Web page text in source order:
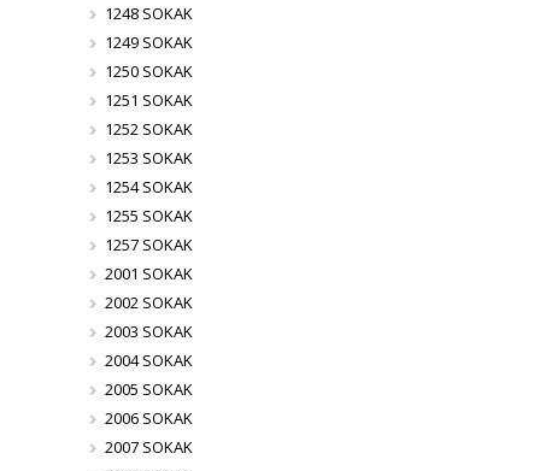
1248 SOKAK
1249 SOKAK
1250 SOKAK
1251 SOKAK
1252 SOKAK
1253 SOKAK
1254 SOKAK
1255 SOKAK
1257 SOKAK
2001 SOKAK
2002 SOKAK
2003 SOKAK
2004 SOKAK
2005 SOKAK
2006 SOKAK
2007 SOKAK